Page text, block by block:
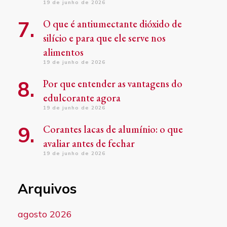
19 de junho de 2026
O que é antiumectante dióxido de
silício e para que ele serve nos
alimentos
19 de junho de 2026
Por que entender as vantagens do
edulcorante agora
19 de junho de 2026
Corantes lacas de alumínio: o que
avaliar antes de fechar
19 de junho de 2026
Arquivos
agosto 2026